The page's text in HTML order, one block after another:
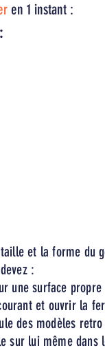
en 1 instant :
et la forme du
:
une surface propre
et ouvrir la
des modèles
sur lui même dans